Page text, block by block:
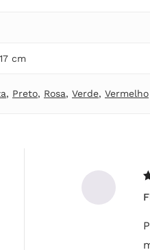
cm
, Preto, Rosa, Verde, Vermelho